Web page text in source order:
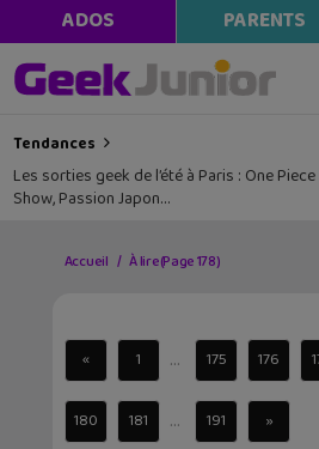
ADOS PARENTS
Tendances
Les sorties geek de l’été à Paris : One
Show, Passion Japon…
Accueil À lire(Page 178)
« 1 ... 175 176
180 181 ... 191 »